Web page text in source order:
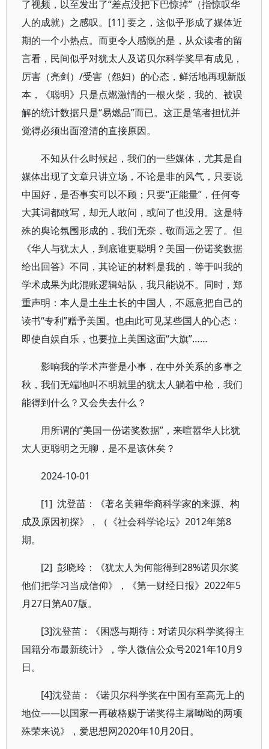
了视频，以至发出了“差点没把下巴惊掉”（指惊叹华
人的成就）之感叹。[11] 要之，这似乎形成了媒体近
期的一个小热点。而更令人感慨的是，从众读者的留
言看，民间似乎对犹太人及诺贝尔科学奖早有成见，
厉害（亮剑）/受害（怨妇）的心态，鲜活地再现新版
本，《聪明》只是点燃激情的一根火柴，我的、被误
解的统计数据只是“易燃品”而已。这正是笔者担忧并
觉得必须出面澄清的直接原因。
不知从什么时候起，我们的一些媒体，尤其是自
媒体出现了文章只讲立场，不论是非的风气，只要说
中国好，是否事实可以不顾；只要“正能量”，任何夸
大其词都敢写，却无人敢问，或问了也没用。这是特
殊的舆论氛围形成的，我们无奈，敬而远之罢了。但
《华人与犹太人，到底谁更聪明？美国一份诺奖数据
给出回答》不同，其论证的材料是我的，等于叫我的
学术成果为此混账逻辑站队，我只能说不。同时，郑
重声明：本人是土生土长的中国人，不愿意把自己的
读书“专利”赠予美国。也由此可见某些国人的心态：
即使自娱自乐，也要拉上美国这面“大旗”……
影响我的学术声誉是小事，在中外关系的多事之
秋，我们无端地叫不明就里的犹太人躺着中枪，我们
能得到什么？又会失去什么？
用所谓的“美国一份诺奖数据”，来喧嚣华人比犹
太人更聪明之无聊，是不是该休矣？
2024-10-01
[1] 沈登苗：《著名美籍华裔科学家的来源、构
成及原因初探》，（《社会科学论坛》2012年第8
期。
[2] 彭晓玲：《犹太人为何能得到28%诺贝尔奖
他们把学习当成信仰》，《第一财经日报》2022年5
月27日第A07版。
[3]沈登苗：《困惑与期待：对诺贝尔科学奖得主
国籍分布最新统计》，学人微信公众号2021年10月9
日。
[4]沈登苗：《诺贝尔科学奖在中国有至高无上的
地位——以国家一再破格赐于诺奖得主屠呦呦的两项
殊荣来说》，爱思想网2020年10月20日。